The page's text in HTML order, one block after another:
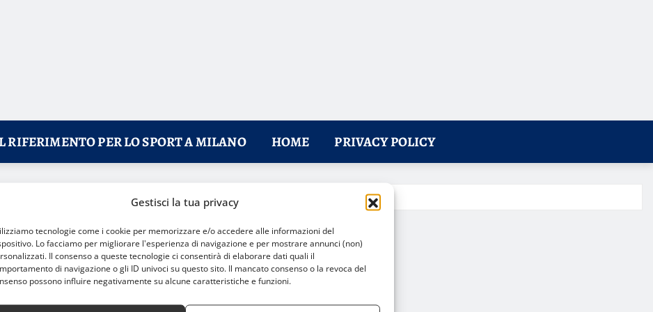
Gestisci la tua privacy
tecnologie come i cookie per memorizzare e/o accedere alle informazioni del
Lo facciamo per migliorare l'esperienza di navigazione e per mostrare annunci (non)
Il consenso a queste tecnologie ci consentirà di elaborare dati quali il
di navigazione o gli ID univoci su questo sito. Il mancato consenso o la revoca del
possono influire negativamente su alcune caratteristiche e funzioni.
PER LO SPORT A MILANO HOME PRIVACY POLICY
una doppietta